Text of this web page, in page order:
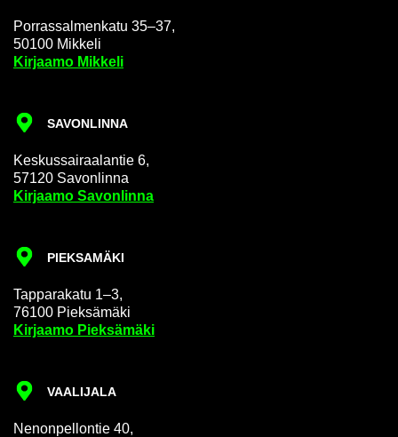
Por­ras­sal­men­ka­tu 35–37,
50100 Mik­ke­li
Kir­jaa­mo Mik­ke­li
SA­VON­LIN­NA
Kes­kus­sai­raa­lan­tie 6,
57120 Sa­von­lin­na
Kir­jaa­mo Sa­von­lin­na
PIEK­SA­MÄ­KI
Tap­pa­ra­ka­tu 1–3,
76100 Piek­sä­mä­ki
Kir­jaa­mo Piek­sä­mä­ki
VAA­LI­JA­LA
Ne­non­pel­lon­tie 40,